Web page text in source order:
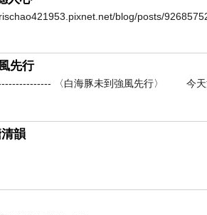
blog/posts/
先行
〈白海豚未到強風先行〉 今天
韻